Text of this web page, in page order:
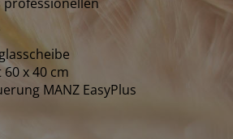
x 40 cm
MANZ EasyPlus